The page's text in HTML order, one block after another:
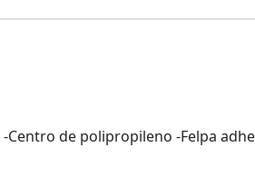
de polipropileno -Felpa